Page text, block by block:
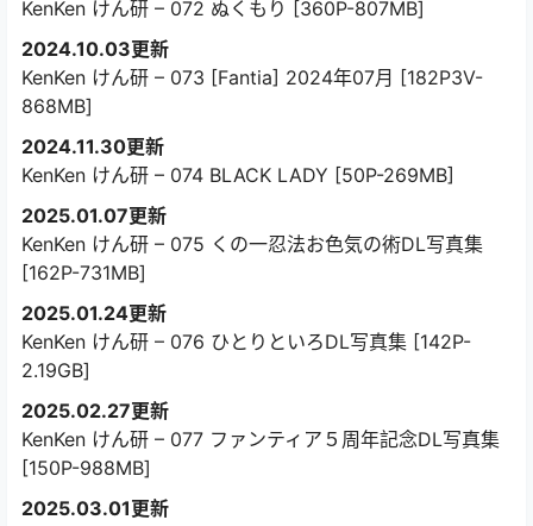
KenKen けん研 – 072 ぬくもり [360P-807MB]
2024.10.03更新
KenKen けん研 – 073 [Fantia] 2024年07月 [182P3V-
868MB]
2024.11.30更新
KenKen けん研 – 074 BLACK LADY [50P-269MB]
2025.01.07更新
KenKen けん研 – 075 くの一忍法お色気の術DL写真集
[162P-731MB]
2025.01.24更新
KenKen けん研 – 076 ひとりといろDL写真集 [142P-
2.19GB]
2025.02.27更新
KenKen けん研 – 077 ファンティア５周年記念DL写真集
[150P-988MB]
2025.03.01更新